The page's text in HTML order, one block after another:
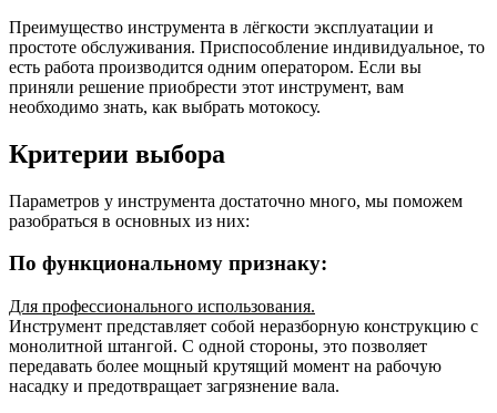
Преимущество инструмента в лёгкости эксплуатации и
простоте обслуживания. Приспособление индивидуальное, то
есть работа производится одним оператором. Если вы
приняли решение приобрести этот инструмент, вам
необходимо знать, как выбрать мотокосу.
Критерии выбора
Параметров у инструмента достаточно много, мы поможем
разобраться в основных из них:
По функциональному признаку:
Для профессионального использования.
Инструмент представляет собой неразборную конструкцию с
монолитной штангой. С одной стороны, это позволяет
передавать более мощный крутящий момент на рабочую
насадку и предотвращает загрязнение вала.